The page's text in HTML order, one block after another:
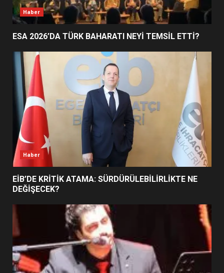
4
5
UZATILDI: NE DEĞİŞTİ?
6
BURHANİYE SATRANÇ
TURNUVASI KAYITLARI NEYİ
DEĞİŞTİRİYOR?
BURHANİYE BELEDİYESPOR’DA
YENİ YÖNETİM NASIL
Haber
ESA 2026’DA TÜRK BAHARATI NEYİ TEMSİL ETTİ?
Haber
EİB’DE KRİTİK ATAMA: SÜRDÜRÜLEBİLİRLİKTE NE
DEĞİŞECEK?